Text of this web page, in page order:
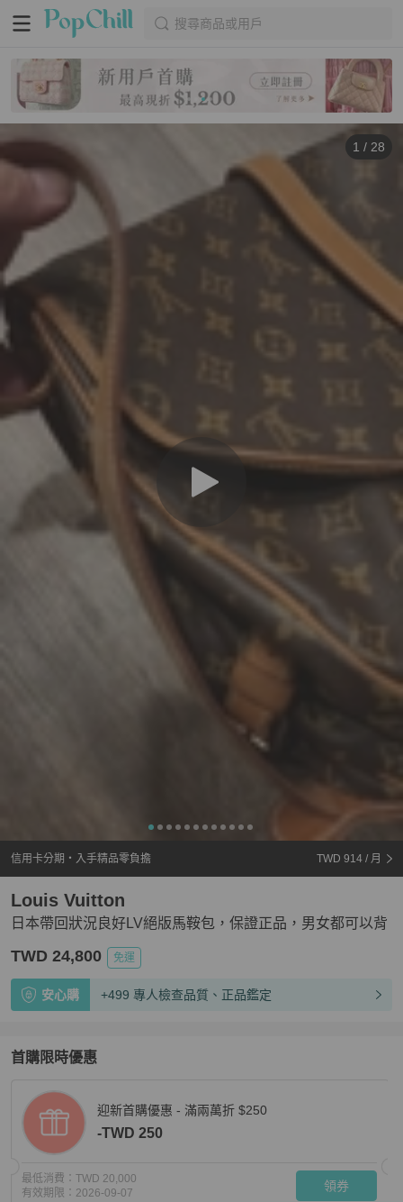
搜尋商品或用戶
1 / 28
信用卡分期・入手精品零負擔 TWD 914 / 月
日本帶回狀況良好LV絕版馬鞍包，保證正品，男女都可以背
Louis Vuitton
TWD 24,800 免運
安心購 +499 專人檢查品質、正品鑑定
首購限時優惠
迎新首購優惠 - 滿兩萬折 $250
-TWD 250
最低消費： TWD 20,000
有效期限： 2026-09-07 領券